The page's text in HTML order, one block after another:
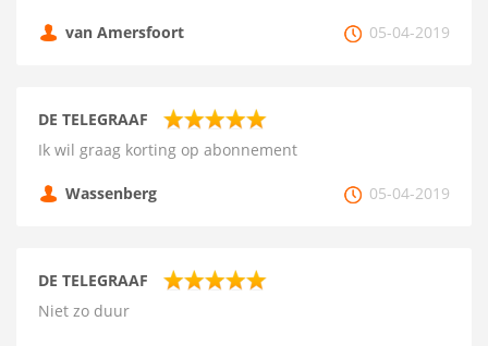
van Amersfoort 05-04-2019
DE TELEGRAAF
Ik wil graag korting op abonnement
Wassenberg 05-04-2019
DE TELEGRAAF
Niet zo duur